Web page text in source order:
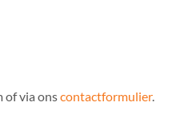
of via onscontactformulier.